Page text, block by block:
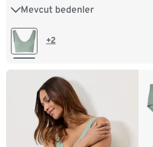
Mevcut bedenler
XS 32/34 S 36/38
+2